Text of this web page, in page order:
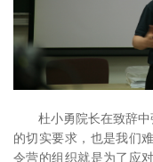
杜小勇院长在致辞中
的切实要求，也是我们
令营的组织就是为了应